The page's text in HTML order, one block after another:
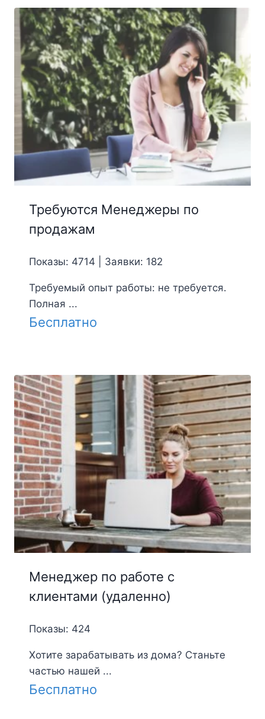
Требуются Менеджеры по
продажам
Показы: 4714 | Заявки: 182
Требуемый опыт работы: не требуется.
Полная ...
Бесплатно
Менеджер по работе с
клиентами (удаленно)
Показы: 424
Хотите зарабатывать из дома? Станьте
частью нашей ...
Бесплатно